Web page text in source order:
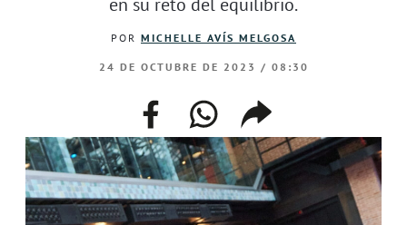
POR MICHELLE AVÍS MELGOSA
24 DE OCTUBRE DE 2023 / 08:30
facebookwhatsappcompartir
enlace